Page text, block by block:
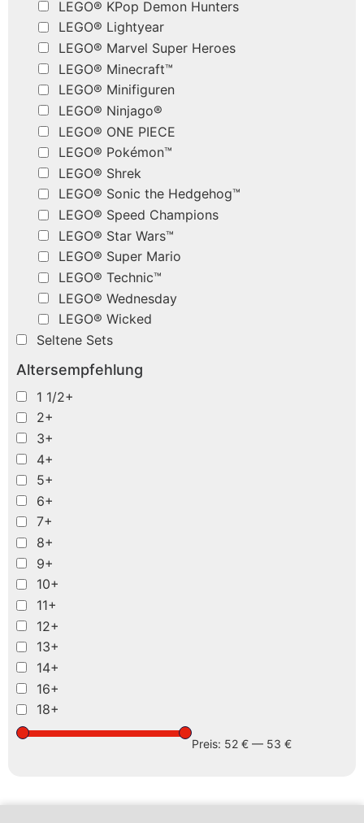
LEGO® KPop Demon Hunters
LEGO® Lightyear
LEGO® Marvel Super Heroes
LEGO® Minecraft™
LEGO® Minifiguren
LEGO® Ninjago®
LEGO® ONE PIECE
LEGO® Pokémon™
LEGO® Shrek
LEGO® Sonic the Hedgehog™
LEGO® Speed Champions
LEGO® Star Wars™
LEGO® Super Mario
LEGO® Technic™
LEGO® Wednesday
LEGO® Wicked
Seltene Sets
Altersempfehlung
1 1/2+
2+
3+
4+
5+
6+
7+
8+
9+
10+
11+
12+
13+
14+
16+
18+
Preis: 52 € — 53 €